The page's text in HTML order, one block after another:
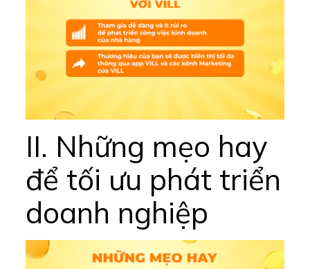
II. Những mẹo hay
để tối ưu phát triển
doanh nghiệp